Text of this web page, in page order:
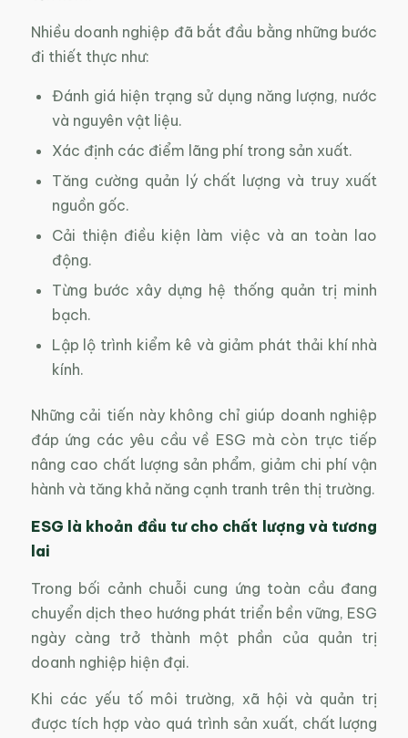
Nhiều doanh nghiệp đã bắt đầu bằng những bước
đi thiết thực như:
Đánh giá hiện trạng sử dụng năng lượng, nước
và nguyên vật liệu.
Xác định các điểm lãng phí trong sản xuất.
Tăng cường quản lý chất lượng và truy xuất
nguồn gốc.
Cải thiện điều kiện làm việc và an toàn lao
động.
Từng bước xây dựng hệ thống quản trị minh
bạch.
Lập lộ trình kiểm kê và giảm phát thải khí nhà
kính.
Những cải tiến này không chỉ giúp doanh nghiệp
đáp ứng các yêu cầu về ESG mà còn trực tiếp
nâng cao chất lượng sản phẩm, giảm chi phí vận
hành và tăng khả năng cạnh tranh trên thị trường.
ESG là khoản đầu tư cho chất lượng và tương
lai
Trong bối cảnh chuỗi cung ứng toàn cầu đang
chuyển dịch theo hướng phát triển bền vững, ESG
ngày càng trở thành một phần của quản trị
doanh nghiệp hiện đại.
Khi các yếu tố môi trường, xã hội và quản trị
được tích hợp vào quá trình sản xuất, chất lượng